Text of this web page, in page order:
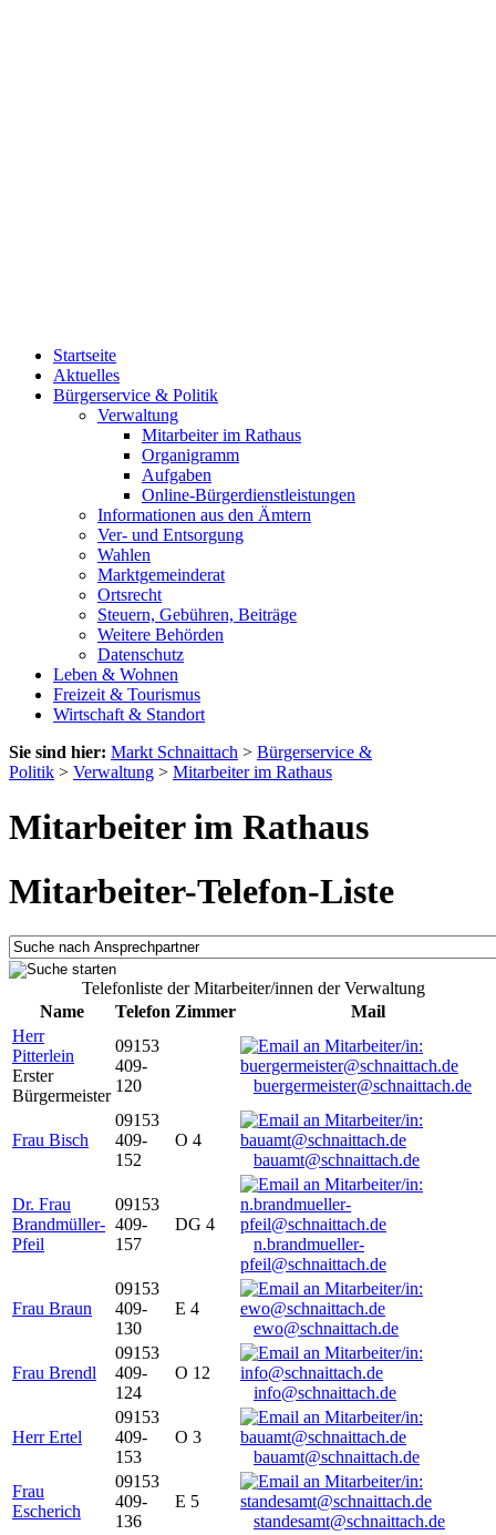
Startseite
Aktuelles
Bürgerservice & Politik
Verwaltung
Mitarbeiter im Rathaus
Organigramm
Aufgaben
Online-Bürgerdienstleistungen
Informationen aus den Ämtern
Ver- und Entsorgung
Wahlen
Marktgemeinderat
Ortsrecht
Steuern, Gebühren, Beiträge
Weitere Behörden
Datenschutz
Leben & Wohnen
Freizeit & Tourismus
Wirtschaft & Standort
Sie sind hier: Markt Schnaittach > Bürgerservice &
Politik > Verwaltung > Mitarbeiter im Rathaus
Mitarbeiter im Rathaus
Mitarbeiter-Telefon-Liste
Telefonliste der Mitarbeiter/innen der Verwaltung
Name
Telefon Zimmer
Mail
Herr
Pitterlein
Erster
Bürgermeister
09153
409-
120
buergermeister@schnaittach.de
Frau Bisch
09153
409-
152
O 4
bauamt@schnaittach.de
Dr. Frau
Brandmüller-
Pfeil
09153
409-
157
DG 4
n.brandmueller-
pfeil@schnaittach.de
Frau Braun
09153
409-
130
E 4
ewo@schnaittach.de
Frau Brendl
09153
409-
124
O 12
info@schnaittach.de
Herr Ertel
09153
409-
153
O 3
bauamt@schnaittach.de
Frau
Escherich
09153
409-
136
E 5
standesamt@schnaittach.de